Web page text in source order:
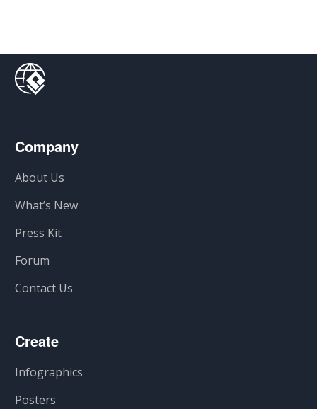
Company
About Us
What’s New
Press Kit
Forum
Contact Us
Create
Infographics
Posters